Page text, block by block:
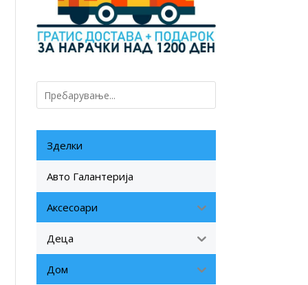
Зделки
Авто Галантерија
Аксесоари
Деца
Дом